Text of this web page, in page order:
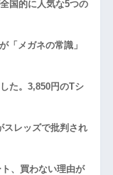
国的に人気な5つの
「メガネの常識」
た。3,850円のTシ
スレッズで批判され
、買わない理由が